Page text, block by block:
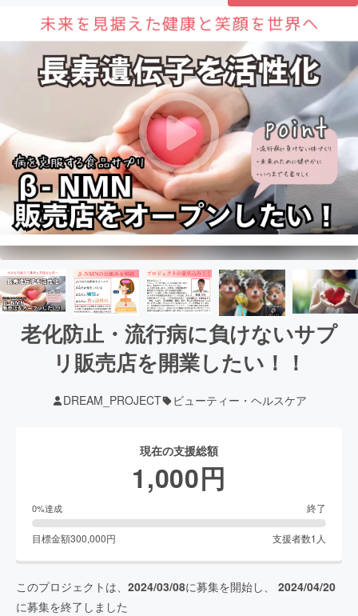
老化防止・流行病に負けないサプ
リ販売店を開業したい！！
DREAM_PROJECT ビューティー・ヘルスケア
現在の支援総額
1,000円
0%達成 終了
目標金額300,000円 支援者数1 人
このプロジェクトは、 2024/03/08に募集を開始し、 2024/04/20
に募集を終了しました